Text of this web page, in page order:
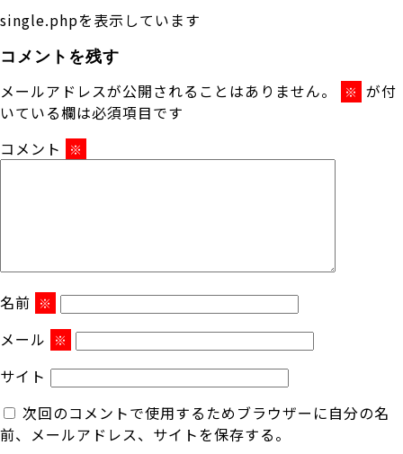
single.phpを表示しています
コメントを残す
メールアドレスが公開されることはありません。 ※ が付
いている欄は必須項目です
コメント
※
名前 ※
メール ※
サイト
次回のコメントで使用するためブラウザーに自分の名
前、メールアドレス、サイトを保存する。